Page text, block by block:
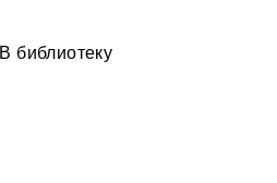
В библиотеку